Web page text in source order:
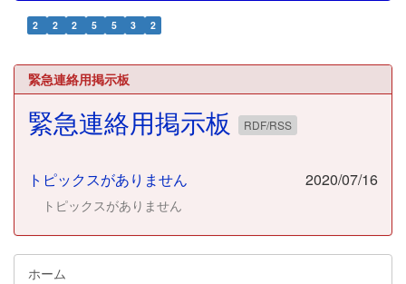
2 2 2 5 5 3 2
緊急連絡用掲示板
緊急連絡用掲示板 RDF/RSS
トピックスがありません 2020/07/16
トピックスがありません
ホーム